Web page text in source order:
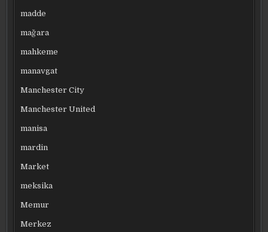
madde
mağara
mahkeme
manavgat
Manchester City
Manchester United
manisa
mardin
Market
meksika
Memur
Merkez